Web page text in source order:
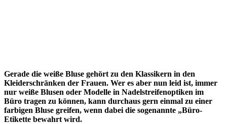
Gerade die weiße Bluse gehört zu den Klassikern in den
Kleiderschränken der Frauen. Wer es aber nun leid ist, immer
nur weiße Blusen oder Modelle in Nadelstreifenoptiken im
Büro tragen zu können, kann durchaus gern einmal zu einer
farbigen Bluse greifen, wenn dabei die sogenannte „Büro-
Etikette bewahrt wird.